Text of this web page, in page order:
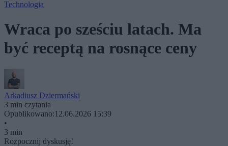
Technologia
Wraca po sześciu latach. Ma
być receptą na rosnące ceny
Arkadiusz Dziermański
3 min czytania
Opublikowano:12.06.2026 15:39
•
3 min
Rozpocznij dyskusję!